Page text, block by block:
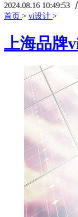
2024.08.16 10:49:53
丨
首页 > vi设计 >
上海品牌